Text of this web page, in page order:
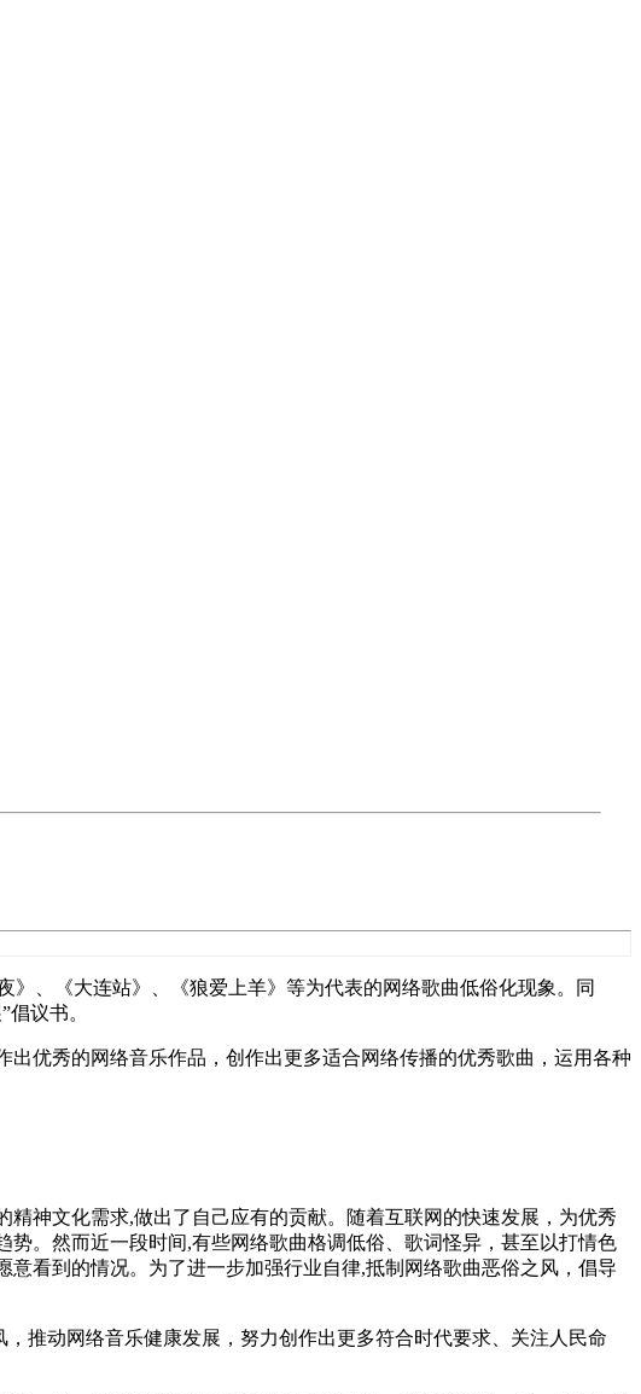
》、《大连站》、《狼爱上羊》等为代表的网络歌曲低俗化现象。同
议书。
优秀的网络音乐作品，创作出更多适合网络传播的优秀歌曲，运用各种
神文化需求,做出了自己应有的贡献。随着互联网的快速发展，为优秀
。然而近一段时间,有些网络歌曲格调低俗、歌词怪异，甚至以打情色
看到的情况。为了进一步加强行业自律,抵制网络歌曲恶俗之风，倡导
推动网络音乐健康发展，努力创作出更多符合时代要求、关注人民命